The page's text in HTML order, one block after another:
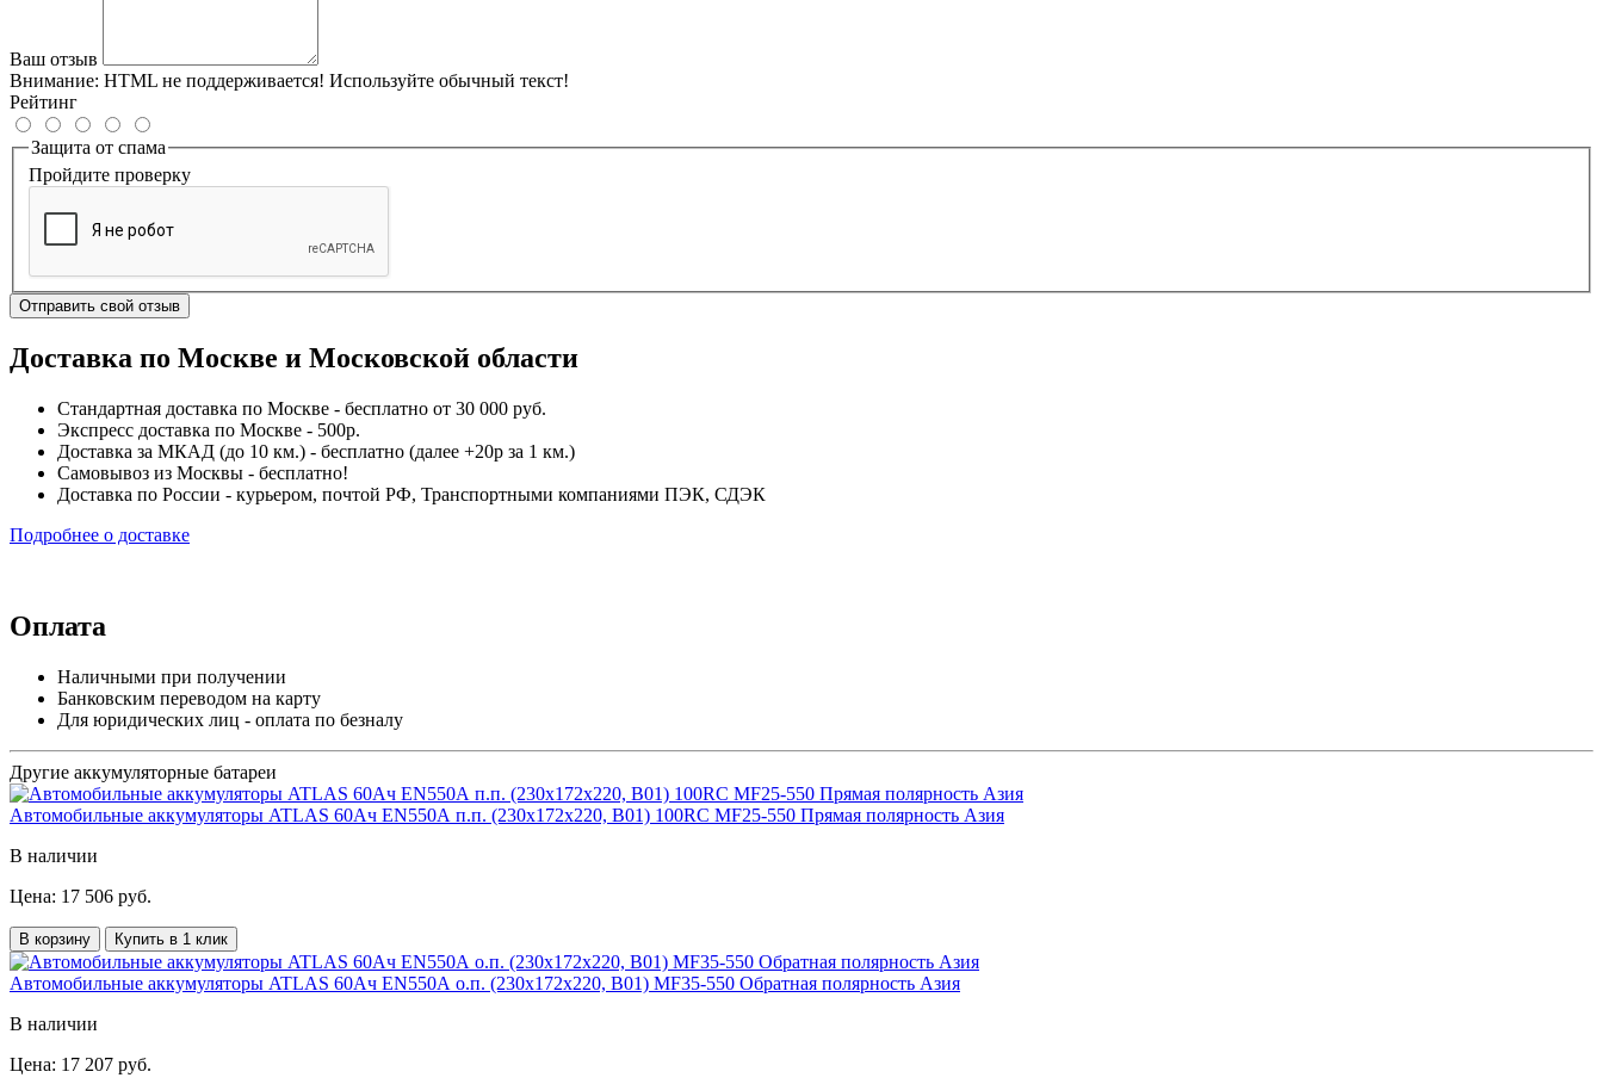
Ваш отзыв
Внимание: HTML не поддерживается! Используйте обычный текст!
Рейтинг
Защита от спама
Пройдите проверку
Отправить свой отзыв
Доставка по Москве и Московской области
Стандартная доставка по Москве - бесплатно от 30 000 руб.
Экспресс доставка по Москве - 500р.
Доставка за МКАД (до 10 км.) - бесплатно (далее +20р за 1 км.)
Самовывоз из Москвы - бесплатно!
Доставка по России - курьером, почтой РФ, Транспортными компаниями ПЭК, СДЭК
Подробнее о доставке
Оплата
Наличными при получении
Банковским переводом на карту
Для юридических лиц - оплата по безналу
Другие аккумуляторные батареи
Автомобильные аккумуляторы ATLAS 60Ач EN550А п.п. (230х172х220, B01) 100RC MF25-550 Прямая полярность Азия
В наличии
Цена: 17 506 руб.
В корзину Купить в 1 клик
Автомобильные аккумуляторы ATLAS 60Ач EN550А о.п. (230х172х220, B01) MF35-550 Обратная полярность Азия
В наличии
Цена: 17 207 руб.